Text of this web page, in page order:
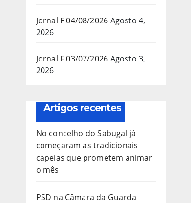
Jornal F 04/08/2026 Agosto 4,
2026
Jornal F 03/07/2026 Agosto 3,
2026
Artigos recentes
No concelho do Sabugal já
começaram as tradicionais
capeias que prometem animar
o mês
PSD na Câmara da Guarda